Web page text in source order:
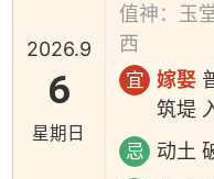
2026.9
6
星期日
值神：玉
西
宜 嫁娶
筑堤
忌 动土